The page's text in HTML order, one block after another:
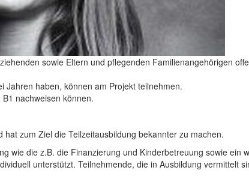
sowie Eltern und pflegenden Familienangehörigen
Jahren haben, können am Projekt teilnehmen.
nachweisen können.
zum Ziel die Teilzeitausbildung bekannter zu machen.
wie die z.B. die Finanzierung und Kinderbetreuung sowie ein
unterstützt. Teilnehmende, die in Ausbildung vermittelt